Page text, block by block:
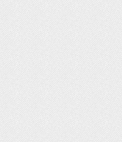
حسین
سلام خسته نباشین فایل صوتی
بیکلام سرود حجاب فاطمی رو می
خواستم .(دختران بهشتی)